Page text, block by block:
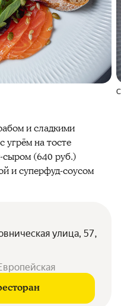
и сладкими
угрём на тосте
сыром (640 руб.)
и суперфуд-соусом
улица, 57,